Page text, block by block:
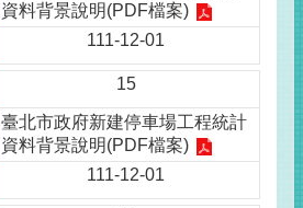
資料背景說明(PDF檔案)
111-12-01
15
臺北市政府新建停車場工程統計
資料背景說明(PDF檔案)
111-12-01